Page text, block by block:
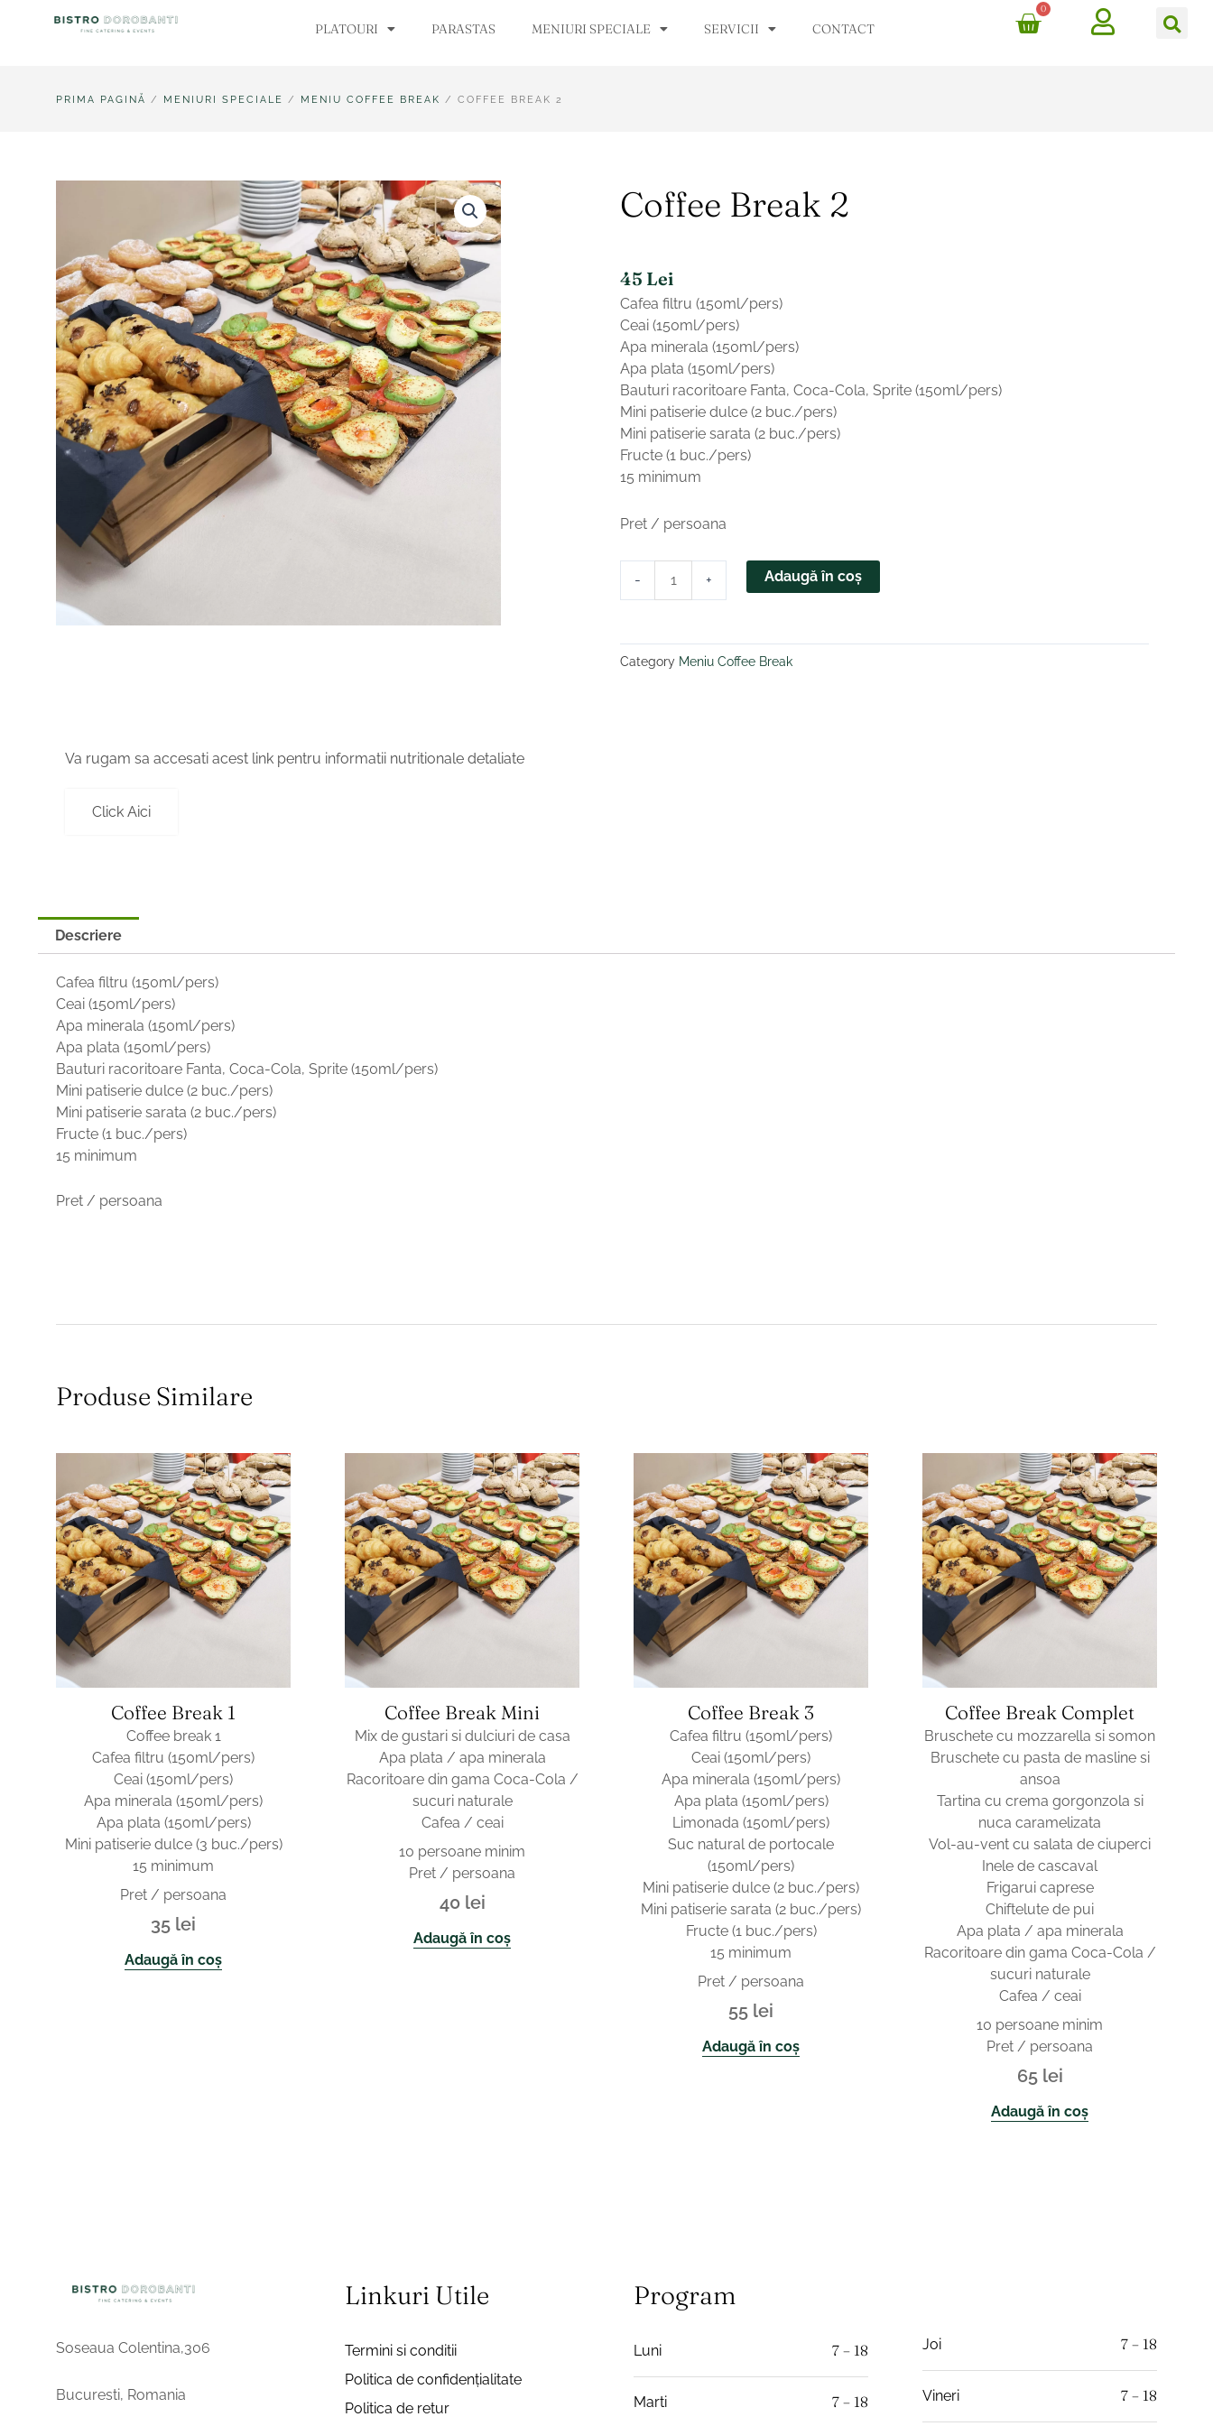
PLATOURI PARASTAS MENIURI SPECIALE SERVICII CONTACT
0
Cart
PRIMA PAGINĂ / MENIURI SPECIALE / MENIU COFFEE BREAK / COFFEE BREAK 2
Coffee Break 2
45 Lei
Cafea filtru (150ml/pers)
Ceai (150ml/pers)
Apa minerala (150ml/pers)
Apa plata (150ml/pers)
Bauturi racoritoare Fanta, Coca-Cola, Sprite (150ml/pers)
Mini patiserie dulce (2 buc./pers)
Mini patiserie sarata (2 buc./pers)
Fructe (1 buc./pers)
15 minimum
Pret / persoana
- + Adaugă în coș
Category Meniu Coffee Break
Va rugam sa accesati acest link pentru informatii nutritionale detaliate
Click Aici
Descriere
Cafea filtru (150ml/pers)
Ceai (150ml/pers)
Apa minerala (150ml/pers)
Apa plata (150ml/pers)
Bauturi racoritoare Fanta, Coca-Cola, Sprite (150ml/pers)
Mini patiserie dulce (2 buc./pers)
Mini patiserie sarata (2 buc./pers)
Fructe (1 buc./pers)
15 minimum
Pret / persoana
Produse Similare
Coffee Break 1
Coffee break 1
Cafea filtru (150ml/pers)
Ceai (150ml/pers)
Apa minerala (150ml/pers)
Apa plata (150ml/pers)
Mini patiserie dulce (3 buc./pers)
15 minimum
Pret / persoana
35 lei
Adaugă în coș
Coffee Break Mini
Mix de gustari si dulciuri de casa
Apa plata / apa minerala
Racoritoare din gama Coca-Cola /
sucuri naturale
Cafea / ceai
10 persoane minim
Pret / persoana
40 lei
Adaugă în coș
Coffee Break 3
Cafea filtru (150ml/pers)
Ceai (150ml/pers)
Apa minerala (150ml/pers)
Apa plata (150ml/pers)
Limonada (150ml/pers)
Suc natural de portocale
(150ml/pers)
Mini patiserie dulce (2 buc./pers)
Mini patiserie sarata (2 buc./pers)
Fructe (1 buc./pers)
15 minimum
Pret / persoana
55 lei
Adaugă în coș
Coffee Break Complet
Bruschete cu mozzarella si somon
Bruschete cu pasta de masline si
ansoa
Tartina cu crema gorgonzola si
nuca caramelizata
Vol-au-vent cu salata de ciuperci
Inele de cascaval
Frigarui caprese
Chiftelute de pui
Apa plata / apa minerala
Racoritoare din gama Coca-Cola /
sucuri naturale
Cafea / ceai
10 persoane minim
Pret / persoana
65 lei
Adaugă în coș
Soseaua Colentina,306
Bucuresti, Romania
Linkuri Utile
Termini si conditii
Politica de confidențialitate
Politica de retur
Program
Luni 7 – 18
Marti 7 – 18
Joi 7 – 18
Vineri 7 – 18